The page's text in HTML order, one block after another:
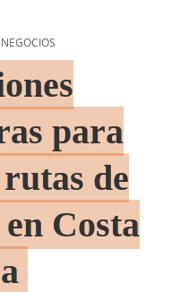
para
de
Costa